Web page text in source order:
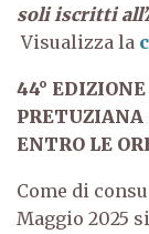
soli iscritti
Visualizza la
44°
ENTRO LE
Come di
Maggio 2025